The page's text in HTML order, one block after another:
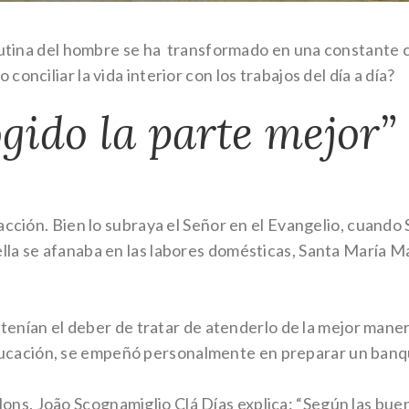
del hombre se ha transformado en una
conciliar la vida interior con los trabajos del día a día?
la parte mejor”
Bien lo subraya el Señor en el Evangelio,
se afanaba en las labores domésticas, Santa María
el deber de tratar de atenderlo de la mejor
se empeñó personalmente en preparar un
João Scognamiglio Clá Días explica: “Según las